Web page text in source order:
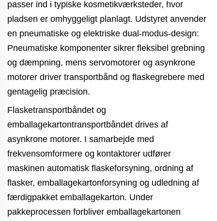
passer ind i typiske kosmetikværksteder, hvor
pladsen er omhyggeligt planlagt. Udstyret anvender
en pneumatiske og elektriske dual-modus-design:
Pneumatiske komponenter sikrer fleksibel grebning
og dæmpning, mens servomotorer og asynkrone
motorer driver transportbånd og flaskegrebere med
gentagelig præcision.
Flasketransportbåndet og
emballagekartontransportbåndet drives af
asynkrone motorer. I samarbejde med
frekvensomformere og kontaktorer udfører
maskinen automatisk flaskeforsyning, ordning af
flasker, emballagekartonforsyning og udledning af
færdigpakket emballagekarton. Under
pakkeprocessen forbliver emballagekartonen